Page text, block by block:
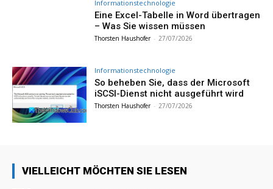
Informationstechnologie
Eine Excel-Tabelle in Word übertragen
– Was Sie wissen müssen
Thorsten Haushofer - 27/07/2026
Informationstechnologie
So beheben Sie, dass der Microsoft
iSCSI-Dienst nicht ausgeführt wird
Thorsten Haushofer - 27/07/2026
VIELLEICHT MÖCHTEN SIE LESEN